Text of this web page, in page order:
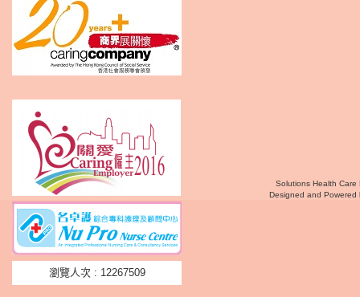
瀏覽人次 : 12267509
Solutions Health Care
Designed and